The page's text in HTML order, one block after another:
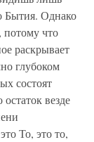
Бытия. Однако
потому что
раскрывает
глубоком
состоят
везде
То, это то,